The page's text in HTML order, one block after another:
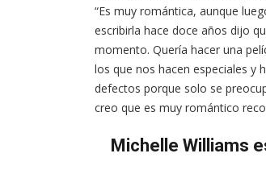
“Es muy romántica, aunque
escribirla hace doce años dijo
momento. Quería hacer una
los que nos hacen especiales y
defectos porque solo se
creo que es muy romántico
Michelle Williams